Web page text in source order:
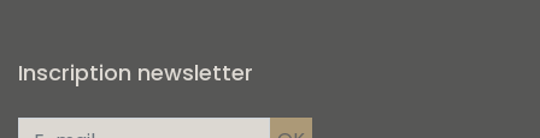
Inscription newsletter